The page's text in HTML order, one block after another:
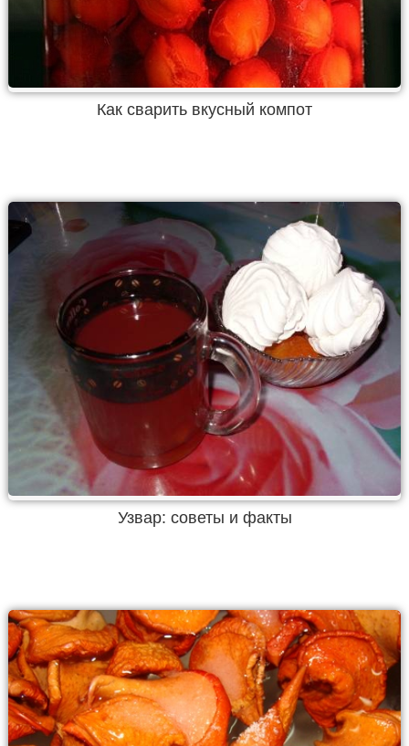
Как сварить вкусный компот
Узвар: советы и факты